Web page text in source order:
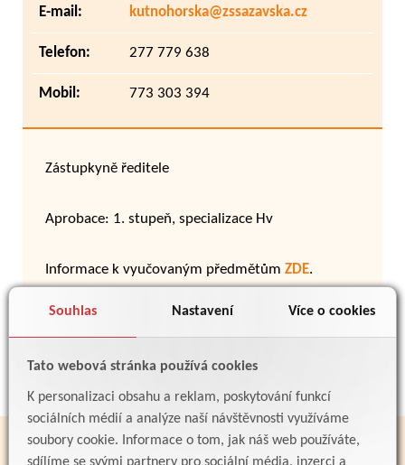
Souhlas Nastavení Více o cookies
Tato webová stránka používá cookies
K personalizaci obsahu a reklam, poskytování funkcí
sociálních médií a analýze naší návštěvnosti využíváme
soubory cookie. Informace o tom, jak náš web používáte,
E-mail: kutnohorska@zssazavska.cz
Telefon: 277 779 638
Mobil: 773 303 394
Zástupkyně ředitele
Aprobace: 1. stupeň, specializace Hv
Informace k vyučovaným předmětům ZDE.
PARTNEŘI